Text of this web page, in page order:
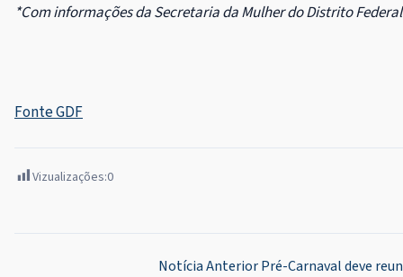
*Com informações da Secretaria da Mulher do Distrito Federal
Fonte GDF
Vizualizações:0
Notícia AnteriorPré-Carnaval deve